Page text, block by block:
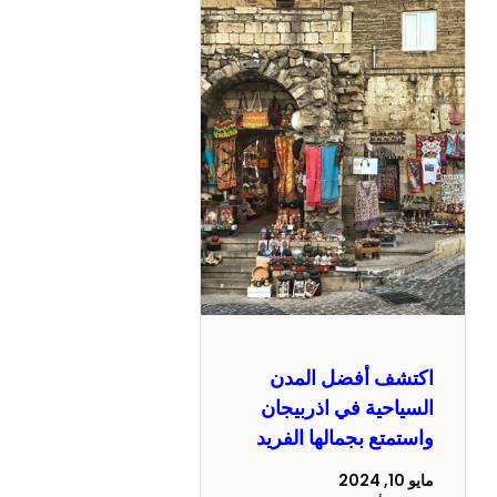
اكتشف أفضل المدن
السياحية في اذربيجان
واستمتع بجمالها الفريد
مايو 10, 2024